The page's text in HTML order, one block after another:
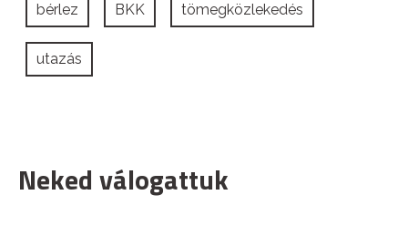
bérlez BKK tömegközlekedés
utazás
Neked válogattuk